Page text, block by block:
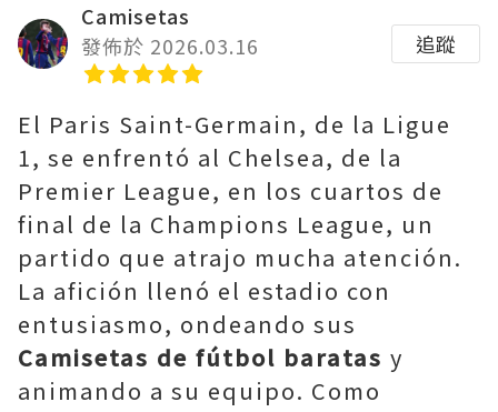
Camisetas
發佈於 2026.03.16
追蹤
El Paris Saint-Germain, de la Ligue
1, se enfrentó al Chelsea, de la
Premier League, en los cuartos de
final de la Champions League, un
partido que atrajo mucha atención.
La afición llenó el estadio con
entusiasmo, ondeando sus
Camisetas de fútbol baratas y
animando a su equipo. Como